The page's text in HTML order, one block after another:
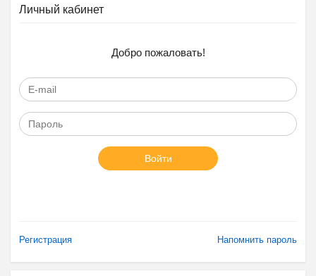
Личный кабинет
Добро пожаловать!
Войти
Регистрация Напомнить пароль